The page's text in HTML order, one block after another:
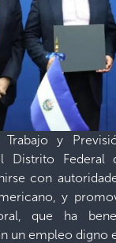
y
Distrito
con
y
que ha
un empleo digno